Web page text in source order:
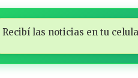
Recibí las noticias en tu